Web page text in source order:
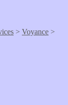
> Voyance >